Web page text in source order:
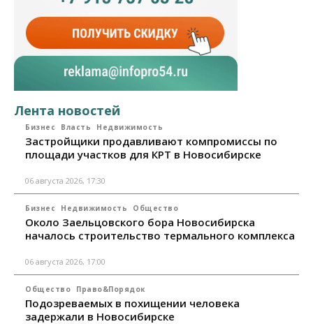
Лента новостей
Бизнес Власть Недвижимость
Застройщики продавливают компромиссы по
площади участков для КРТ в Новосибирске
06 августа 2026, 17:30
Бизнес Недвижимость Общество
Около Заельцовского бора Новосибирска
началось строительство термального комплекса
06 августа 2026, 17:00
Общество Право&Порядок
Подозреваемых в похищении человека
задержали в Новосибирске